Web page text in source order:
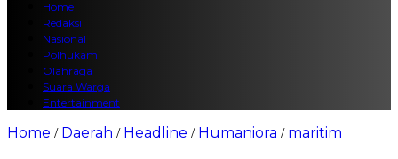
Home
Redaksi
Nasional
Polhukam
Olahraga
Suara Warga
Entertainment
Home / Daerah / Headline / Humaniora / maritim